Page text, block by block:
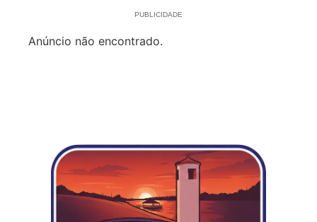
PUBLICIDADE
Anúncio não encontrado.